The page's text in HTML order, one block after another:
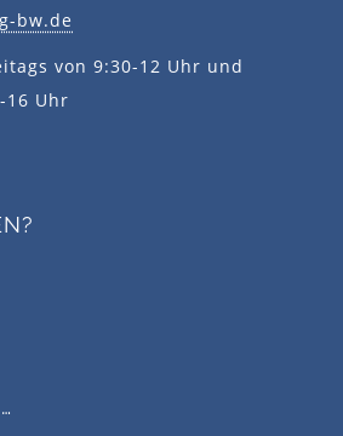
bw.de
von 9:30-12 Uhr und
16 Uhr